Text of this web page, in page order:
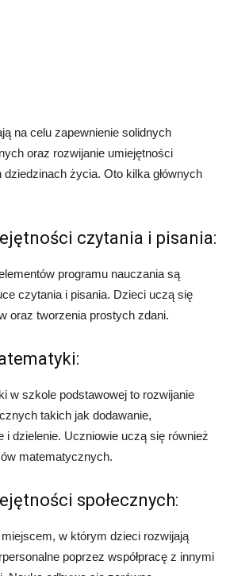
na celu zapewnienie solidnych
oraz rozwijanie umiejętności
życia. Oto kilka głównych
czytania i pisania:
programu nauczania są
czytania i pisania. Dzieci uczą się
oraz tworzenia prostych zdani.
w szkole podstawowej to rozwijanie
takich jak dodawanie,
i dzielenie. Uczniowie uczą się również
matematycznych.
społecznych:
w którym dzieci rozwijają
poprzez współpracę z innymi